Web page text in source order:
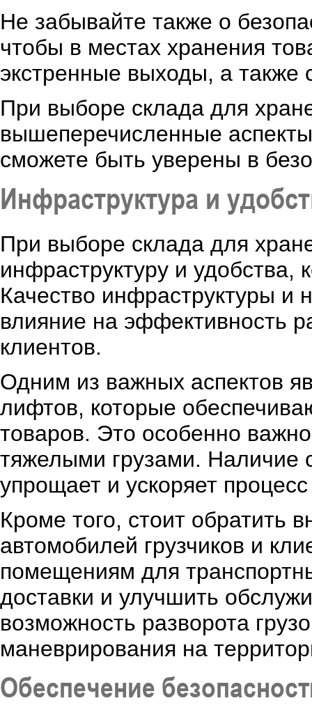
Не забывайте также о
чтобы в местах хранения
экстренные выходы, а также
При выборе склада для
вышеперечисленные
сможете быть уверены в
Инфраструктура и
При выборе склада для
инфраструктуру и
Качество инфраструктуры и
влияние на эффективность
клиентов.
Одним из важных аспектов
лифтов, которые
товаров. Это особенно
тяжелыми грузами. Наличие
упрощает и ускоряет
Кроме того, стоит обратить
автомобилей грузчиков и
помещениям для
доставки и улучшить
возможность разворота
маневрирования на
Обеспечение